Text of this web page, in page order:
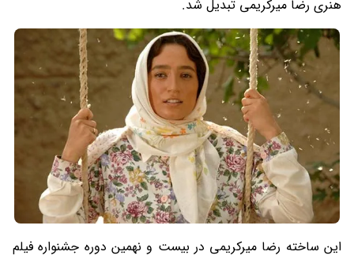
هنری رضا میرکریمی تبدیل شد.
این ساخته رضا میرکریمی در بیست و نهمین دوره جشنواره فیلم